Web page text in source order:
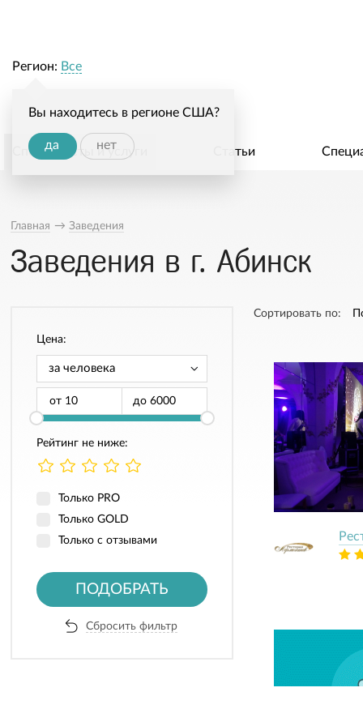
Регион: Все
Вы находитесь в регионе США?
да нет
Специалисты и услуги Статьи
Главная → Заведения
Заведения в г. Абинск
Цена:
от до
Рейтинг не ниже:
Только PRO
Только GOLD
Только с отзывами
ПОДОБРАТЬ
Сбросить фильтр
Сортировать по: